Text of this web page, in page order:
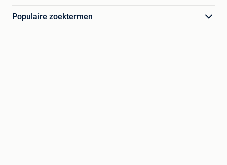
Populaire zoektermen